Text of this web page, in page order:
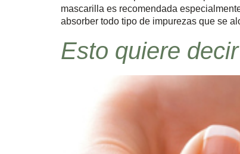
mascarilla es recomendada
absorber todo tipo de impurezas que se
Esto quiere